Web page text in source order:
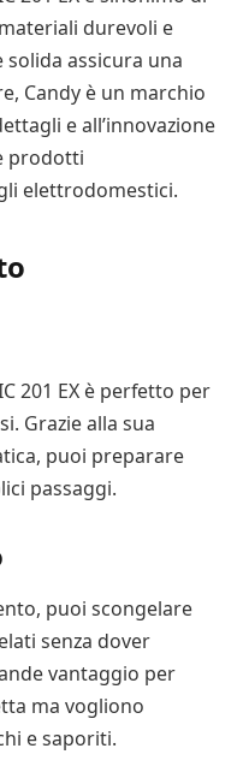
durevoli e
assicura una
Candy è un marchio
e all’innovazione
prodotti
elettrodomestici.
201 EX è perfetto per
Grazie alla sua
puoi preparare
passaggi.
puoi scongelare
senza dover
vantaggio per
ma vogliono
e saporiti.